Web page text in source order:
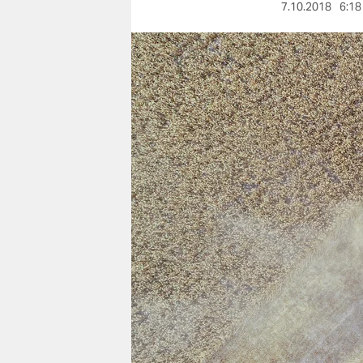
nord
wahrheit
verlag
verlag
veranstaltungen
shop
fragen & hilfe
unterstützen
abo
genossenschaft
7.10.2018